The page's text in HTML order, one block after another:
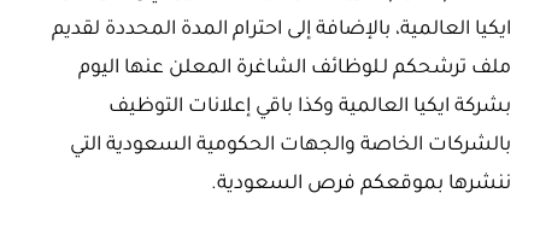
ايكيا العالمية، بالإضافة إلى احترام المدة المحددة لقديم
ملف ترشحكم لـلوظائف الشاغرة المعلن عنها اليوم
بشركة ايكيا العالمية وكذا باقي إعلانات التوظيف
بالشركات الخاصة والجهات الحكومية السعودية التي
ننشرها بموقعكم فرص السعودية.